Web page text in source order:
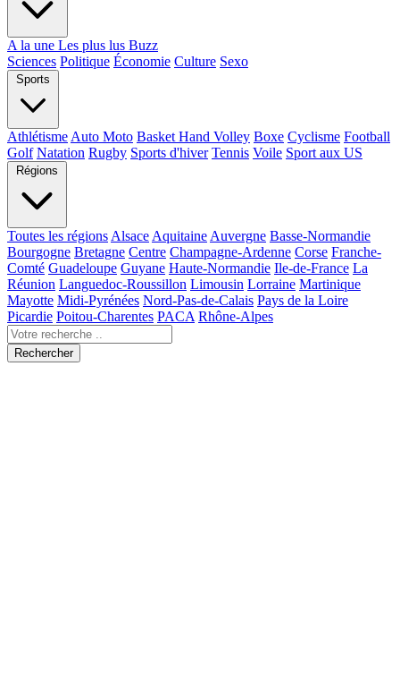
A la une Les plus lus Buzz
Sciences Politique Économie Culture Sexo
Sports
Athlétisme Auto Moto Basket Hand Volley Boxe Cyclisme Football
Golf Natation Rugby Sports d'hiver Tennis Voile Sport aux US
Régions
Toutes les régions Alsace Aquitaine Auvergne Basse-Normandie
Bourgogne Bretagne Centre Champagne-Ardenne Corse Franche-
Comté Guadeloupe Guyane Haute-Normandie Ile-de-France La
Réunion Languedoc-Roussillon Limousin Lorraine Martinique
Mayotte Midi-Pyrénées Nord-Pas-de-Calais Pays de la Loire
Picardie Poitou-Charentes PACA Rhône-Alpes
Rechercher